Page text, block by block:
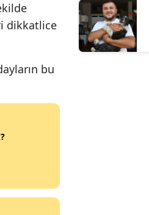
dikkatlice
bu